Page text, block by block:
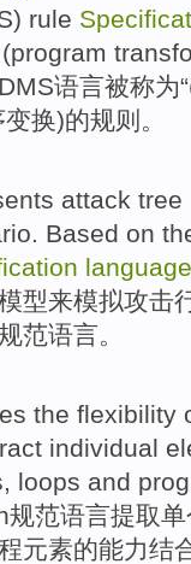
) rule
program
DMS语言被称为
变换)的规则。
attack tree
. Based on
language
型来模拟攻击
范语言。
the flexibility
individual
loops and
规范语言提取
元素的能力结